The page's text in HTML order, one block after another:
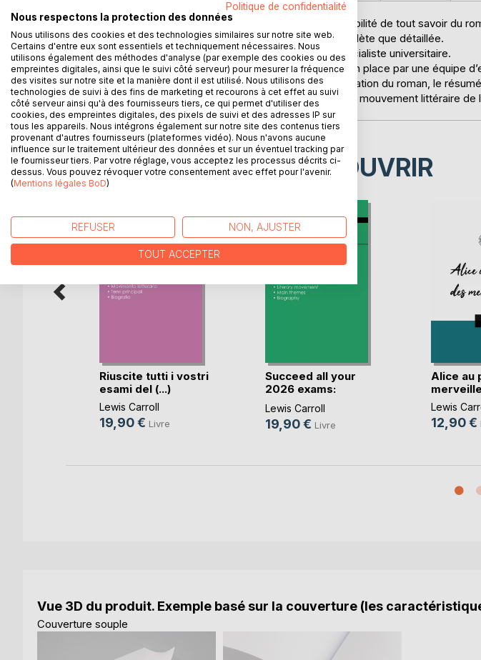
La collection « Connaître une œuvre » vous offre la possibilité de tout savoir du
de Lewis Carroll, grâce à une fiche de lecture aussi complète que détaillée.
La rédaction, claire et accessible, a été confiée à un spécialiste universitaire.
Cette fiche de lecture répond à une charte qualité mise en place par une équipe
Ce livre contient la biographie de Lewis Carroll, la présentation du roman, le
les raisons du succès, les thèmes principaux et l’étude du mouvement littéraire de
D’AUTRES TITRES À DÉCOUVRIR
Riuscite tutti i vostri
esami del (...)
Lewis Carroll
19,90 € Livre
Succeed all your
2026 exams:
Analy(...)
Lewis Carroll
19,90 € Livre
Alice au
Lewis
12,90 €
Vue 3D du produit. Exemple basé sur la couverture (les
Couverture souple
Politique de confidentialité
Nous respectons la protection des données
Nous utilisons des cookies et des technologies similaires sur notre site web.
Certains d'entre eux sont essentiels et techniquement nécessaires. Nous
utilisons également des méthodes d'analyse (par exemple des cookies ou des
empreintes digitales, ainsi que le suivi côté serveur) pour mesurer la fréquence
des visites sur notre site et la manière dont il est utilisé. Nous utilisons des
technologies de suivi à des fins de marketing et recourons à cet effet au suivi
côté serveur ainsi qu'à des fournisseurs tiers, ce qui permet d'utiliser des
cookies, des empreintes digitales, des pixels de suivi et des adresses IP sur
tous les appareils. Nous intégrons également sur notre site des contenus tiers
provenant d'autres fournisseurs (plateformes vidéo). Nous n'avons aucune
influence sur le traitement ultérieur des données et sur un éventuel tracking par
le fournisseur tiers. Par votre réglage, vous acceptez les processus décrits ci-
dessus. Vous pouvez révoquer votre consentement avec effet pour l'avenir.
(Mentions légales BoD)
REFUSER NON, AJUSTER
TOUT ACCEPTER